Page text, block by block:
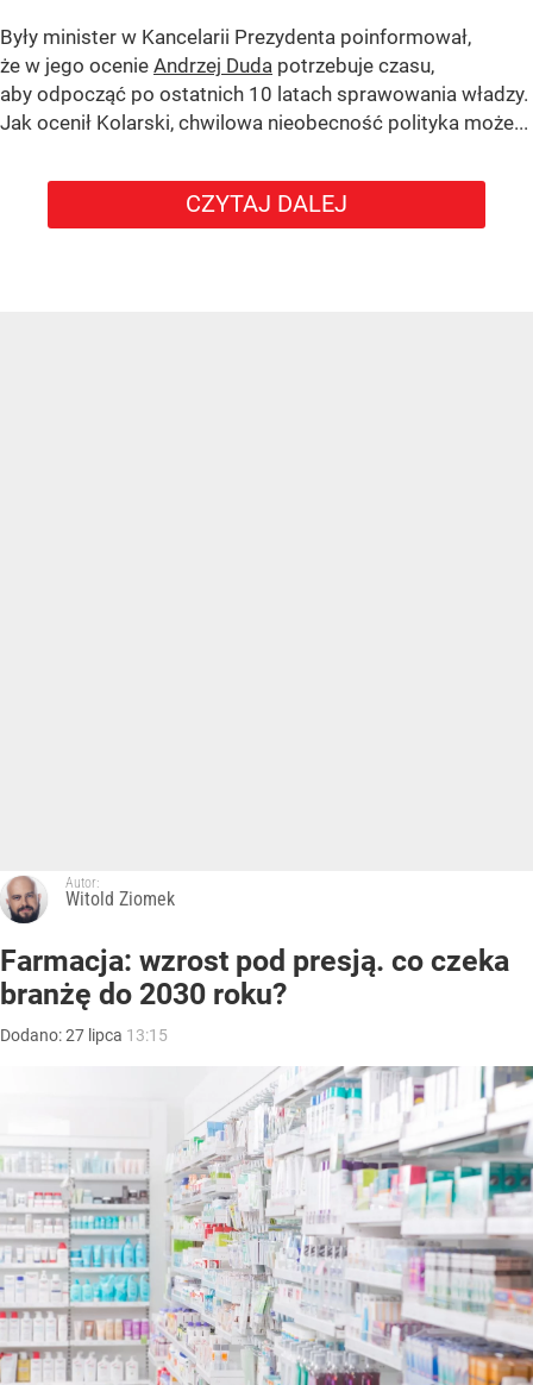
Były minister w Kancelarii Prezydenta poinformował,
że w jego ocenie Andrzej Duda potrzebuje czasu,
aby odpocząć po ostatnich 10 latach sprawowania władzy.
Jak ocenił Kolarski, chwilowa nieobecność polityka może...
CZYTAJ DALEJ
Autor:
Witold Ziomek
Farmacja: wzrost pod presją. co czeka
branżę do 2030 roku?
Dodano:27 lipca 13:15